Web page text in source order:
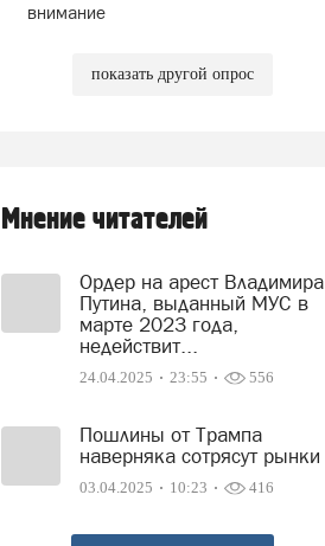
внимание
показать другой опрос
Мнение читателей
Ордер на арест Владимира
Путина, выданный МУС в
марте 2023 года,
недействит...
24.04.2025 23:55 556
Пошлины от Трампа
наверняка сотрясут рынки
03.04.2025 10:23 416